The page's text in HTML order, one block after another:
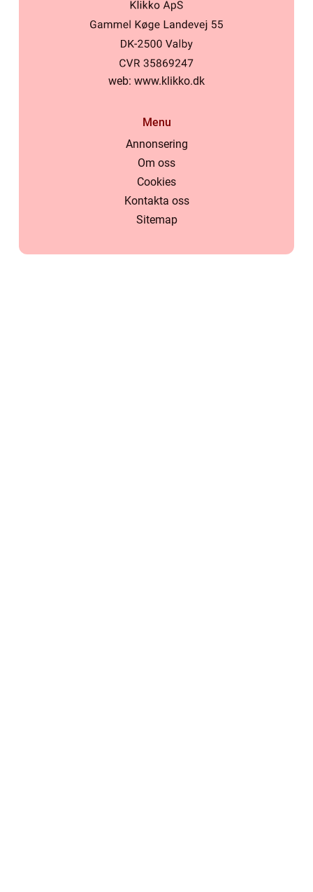
web: www.klikko.dk
Menu
Annonsering
Om oss
Cookies
Kontakta oss
Sitemap